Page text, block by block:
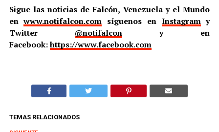
Sigue las noticias de Falcón, Venezuela y el Mundo
enwww.notifalcon.com síguenos en Instagramy
Twitter @notifalcony en
Facebook:https://www.facebook.com
TEMAS RELACIONADOS